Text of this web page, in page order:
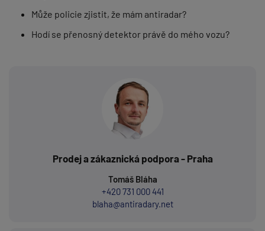
Může policie zjistit, že mám antiradar?
Hodí se přenosný detektor právě do mého vozu?
Prodej a zákaznická podpora - Praha
Tomáš Bláha
+420 731 000 441
blaha@antiradary.net